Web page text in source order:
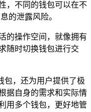
，不同的钱包可以在不
的泄露风险。
的操作空间，就像拥有
随时切换钱包进行交
包，还为用户提供了极
据自身的需求和实际情
用多个钱包，更好地管